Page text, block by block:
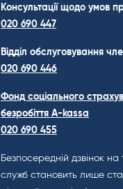
Консультації щодо умов
020 690 447
Відділ обслуговування
020 690 446
Фонд соціального
безробіття A-kassa
020 690 455
Безпосередній дзвінок
служб становить лише